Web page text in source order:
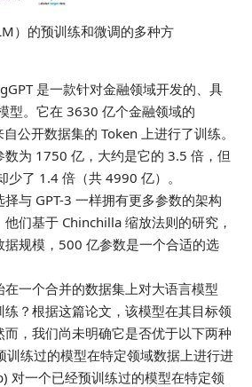
）的预训练和微调的多种方
是一款针对金融领域开发的、具
型。它在 3630 亿个金融领域的
公开数据集的 Token 上进行了训练。
数为 1750 亿，大约是它的 3.5 倍，但
少了 1.4 倍（共 4990 亿）。
与 GPT-3 一样拥有更多参数的架构
们基于 Chinchilla 缩放法则的研究，
规模，500 亿参数是一个合适的选
一个合并的数据集上对大语言模型
练？根据这篇论文，该模型在其目标领
，我们尚未明确它是否优于以下两种
训练过的模型在特定领域数据上进行进
对一个已经预训练过的模型在特定领